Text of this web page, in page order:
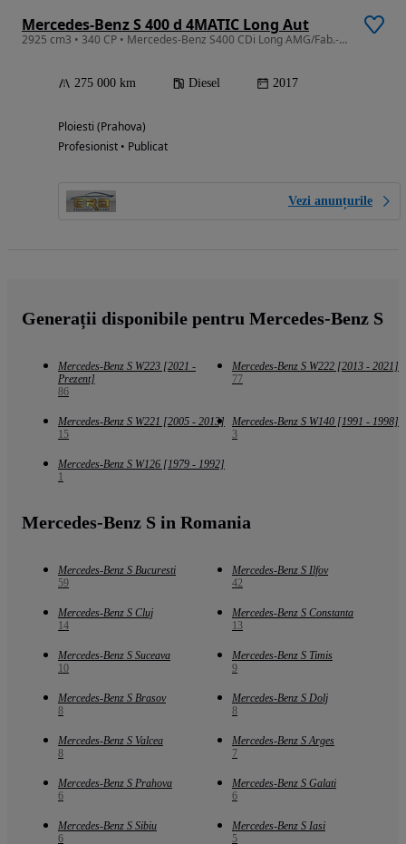
Mercedes-Benz S 400 d 4MATIC Long Aut
2925 cm3 • 340 CP • Mercedes-Benz S400 CDi Long AMG/Fab.-11.2017/3.0 Diesel 340 Cp
275 000 km Diesel 2017
Ploiesti (Prahova)
Profesionist • Publicat
Vezi anunțurile
Generații disponibile pentru Mercedes-Benz S
Mercedes-Benz S W223 [2021 -
Prezent]
86
Mercedes-Benz S W222 [2013 - 2021]
77
Mercedes-Benz S W221 [2005 - 2013]
15
Mercedes-Benz S W140 [1991 - 1998]
3
Mercedes-Benz S W126 [1979 - 1992]
1
Mercedes-Benz S in Romania
Mercedes-Benz S Bucuresti
59
Mercedes-Benz S Ilfov
42
Mercedes-Benz S Cluj
14
Mercedes-Benz S Constanta
13
Mercedes-Benz S Suceava
10
Mercedes-Benz S Timis
9
Mercedes-Benz S Brasov
8
Mercedes-Benz S Dolj
8
Mercedes-Benz S Valcea
8
Mercedes-Benz S Arges
7
Mercedes-Benz S Prahova
6
Mercedes-Benz S Galati
6
Mercedes-Benz S Sibiu
6
Mercedes-Benz S Iasi
5